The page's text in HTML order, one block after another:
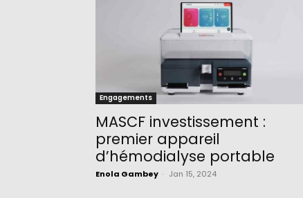
Engagements
MASCF investissement :
premier appareil
d’hémodialyse portable
Enola Gambey Jan 15, 2024